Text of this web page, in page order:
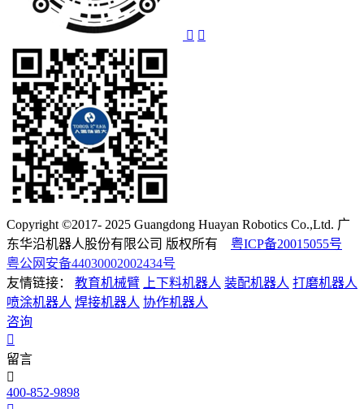
Copyright ©2017- 2025 Guangdong Huayan Robotics Co.,Ltd. 广
东华沿机器人股份有限公司 版权所有 粤ICP备20015055号
粤公网安备44030002002434号
友情链接：
教育机械臂 上下料机器人 装配机器人 打磨机器人
喷涂机器人 焊接机器人 协作机器人
咨询
留言
400-852-9898